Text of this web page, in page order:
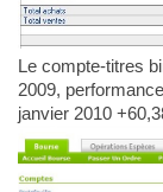
Le compte-titres
2009,
janvier 2010